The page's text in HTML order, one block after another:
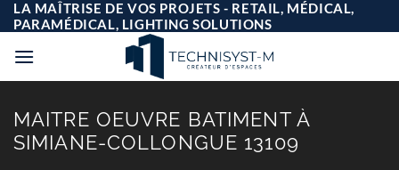
Passer
au
contenu
LA MAÎTRISE DE VOS PROJETS - RETAIL, MÉDICAL,
PARAMÉDICAL, LIGHTING SOLUTIONS
MAITRE OEUVRE BATIMENT À
SIMIANE-COLLONGUE 13109